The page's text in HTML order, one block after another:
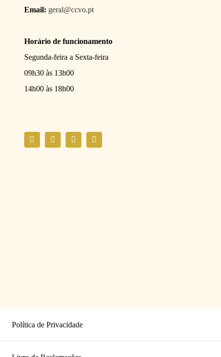
Política de Privacidade
Email: geral@ccvo.pt
Horário de funcionamento
Segunda-feira a Sexta-feira
09h30 às 13h00
14h00 às 18h00